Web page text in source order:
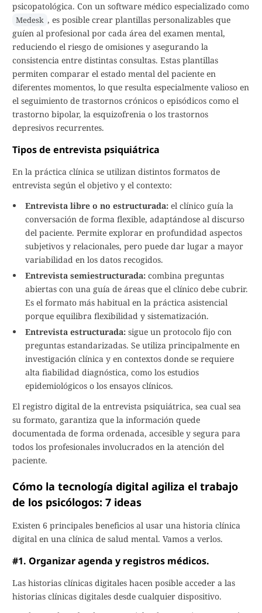
psicopatológica. Con un software médico especializado como
Medesk , es posible crear plantillas personalizables que
guíen al profesional por cada área del examen mental,
reduciendo el riesgo de omisiones y asegurando la
consistencia entre distintas consultas. Estas plantillas
permiten comparar el estado mental del paciente en
diferentes momentos, lo que resulta especialmente valioso en
el seguimiento de trastornos crónicos o episódicos como el
trastorno bipolar, la esquizofrenia o los trastornos
depresivos recurrentes.
Tipos de entrevista psiquiátrica
En la práctica clínica se utilizan distintos formatos de
entrevista según el objetivo y el contexto:
Entrevista libre o no estructurada: el clínico guía la
conversación de forma flexible, adaptándose al discurso
del paciente. Permite explorar en profundidad aspectos
subjetivos y relacionales, pero puede dar lugar a mayor
variabilidad en los datos recogidos.
Entrevista semiestructurada: combina preguntas
abiertas con una guía de áreas que el clínico debe cubrir.
Es el formato más habitual en la práctica asistencial
porque equilibra flexibilidad y sistematización.
Entrevista estructurada: sigue un protocolo fijo con
preguntas estandarizadas. Se utiliza principalmente en
investigación clínica y en contextos donde se requiere
alta fiabilidad diagnóstica, como los estudios
epidemiológicos o los ensayos clínicos.
El registro digital de la entrevista psiquiátrica, sea cual sea
su formato, garantiza que la información quede
documentada de forma ordenada, accesible y segura para
todos los profesionales involucrados en la atención del
paciente.
Cómo la tecnología digital agiliza el trabajo
de los psicólogos: 7 ideas
Existen 6 principales beneficios al usar una historia clínica
digital en una clínica de salud mental. Vamos a verlos.
#1. Organizar agenda y registros médicos.
Las historias clínicas digitales hacen posible acceder a las
historias clínicas digitales desde cualquier dispositivo.